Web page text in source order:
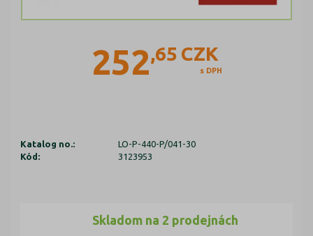
252,65 CZK
s DPH
Katalog no.:
LO-P-440-P/041-30
Kód:
3123953
Skladom na 2 prodejnách